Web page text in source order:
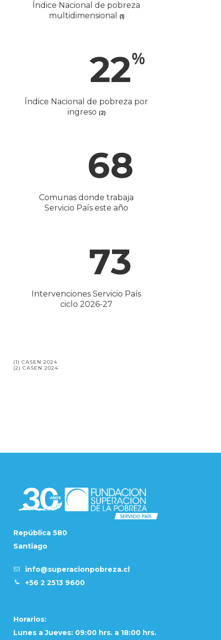
Índice Nacional de pobreza
multidimensional
(1)
22%
Índice Nacional de pobreza por
ingreso (2)
68
Comunas donde trabaja
Servicio País este año
73
Intervenciones Servicio País
ciclo 2026-27
(1) CASEN 2024
(2) CASEN 2024
República 580
Santiago
info@superacionpobreza.cl
+56 2 2513 9600
Horarios:
Lunes a Jueves: 09:00 hrs. a 18:00 hrs.